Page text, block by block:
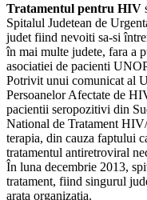
Tratamentul pentru HIV
Spitalul Judetean de
judet fiind nevoiti sa-si
în mai multe judete, fara a
asociatiei de pacienti
Potrivit unui comunicat al
Persoanelor Afectate de
pacientii seropozitivi din
National de Tratament
terapia, din cauza faptului
tratamentul antiretroviral
În luna decembrie 2013,
tratament, fiind singurul
arata organizatia.